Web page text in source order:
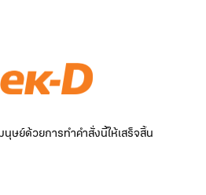
ษย์ด้วยการทำคำสั่งนี้ให้เสร็จสิ้น